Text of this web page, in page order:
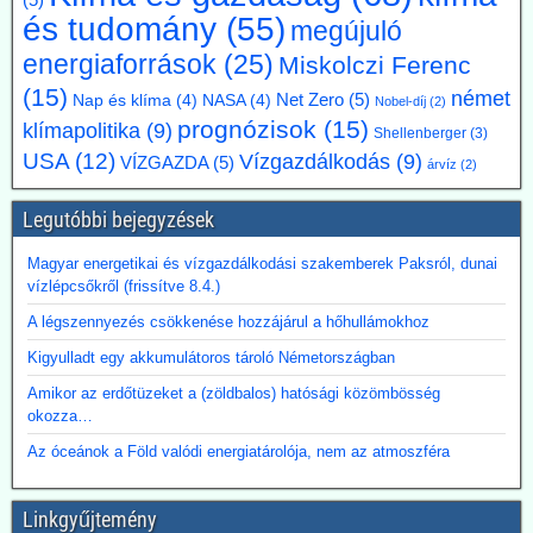
van.
2026.07.17. Műszaki Magazin: A BME kutatói
segítenek kideríteni, hogyan lehetne Budapestre
vinni a paksi hőt
Az atomerőmű hulladékhőjének a fővárosi távfűtésben történő
hasznosítása gazdasági és környezetvédelmi szempontból is
ígéretes elképzelés.
A főváros távhőrendszerét üzemeltető Budapesti Közművek (BKM)
több hónapig tartó tárgyalások után megbízási szerződést kötött a
Paksi Atomerőmű hőjének a fővárosi távfűtési rendszerbe való
eljuttatása lehetőségéről.
és tudomány (55) megújuló
energiaforrások (25) Miskolczi Ferenc
(15) Nap és klíma (4) NASA(4) Net Zero (5) Nobel-díj (2) német
klímapolitika (9) prognózisok (15) Shellenberger (3)
USA (12) VÍZGAZDA(5) Vízgazdálkodás (9) árvíz (2)
Legutóbbi bejegyzések
Magyar energetikai és vízgazdálkodási szakemberek Paksról, dunai
vízlépcsőkről (frissítve 8.4.)
A légszennyezés csökkenése hozzájárul a hőhullámokhoz
Kigyulladt egy akkumulátoros tároló Németországban
Amikor az erdőtüzeket a (zöldbalos) hatósági közömbösség
okozza…
Az óceánok a Föld valódi energiatárolója, nem az atmoszféra
Linkgyűjtemény